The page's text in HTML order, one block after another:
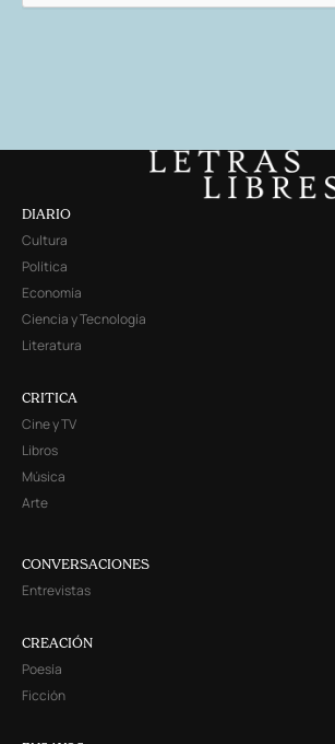
DIARIO
Cultura
Política
Economía
Ciencia y Tecnología
Literatura
CRITICA
Cine y TV
Libros
Música
Arte
CONVERSACIONES
Entrevistas
CREACIÓN
Poesía
Ficción